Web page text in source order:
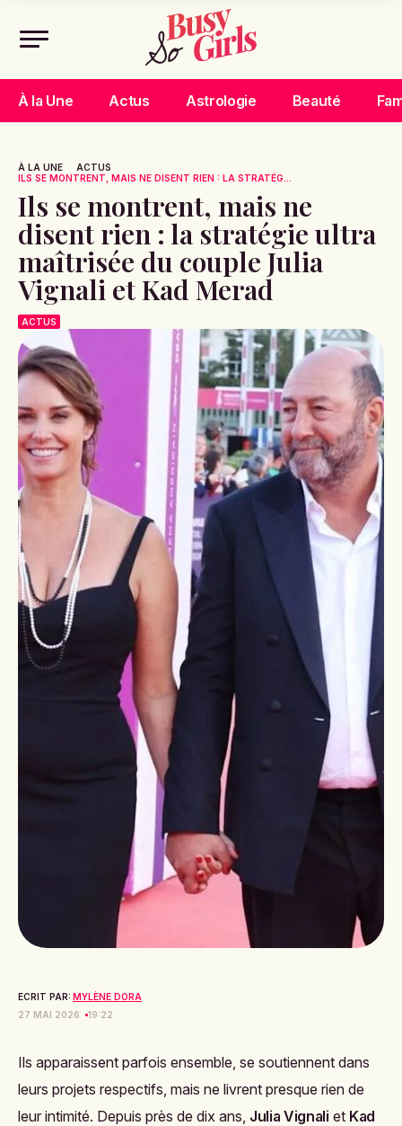
À la Une Actus Astrologie Beauté
À LA UNE
ACTUS
ILS SE MONTRENT, MAIS NE DISENT RIEN : LA STRATÉG...
Ils se montrent, mais ne
disent rien : la stratégie ultra
maîtrisée du couple Julia
Vignali et Kad Merad
ACTUS
ECRIT PAR: MYLÈNE DORA
27 MAI 2026
19:22
Ils apparaissent parfois ensemble, se soutiennent dans
leurs projets respectifs, mais ne livrent presque rien de
leur intimité. Depuis près de dix ans, Julia Vignali et Kad